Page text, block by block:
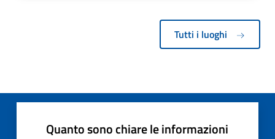
Tutti i luoghi
Quanto sono chiare le informazioni